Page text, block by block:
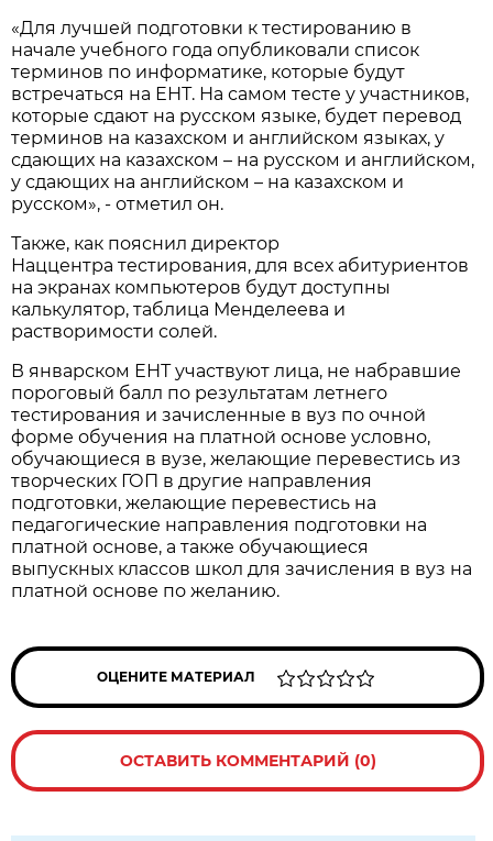
«Для лучшей подготовки к тестированию в
начале учебного года опубликовали список
терминов по информатике, которые будут
встречаться на ЕНТ. На самом тесте у участников,
которые сдают на русском языке, будет перевод
терминов на казахском и английском языках, у
сдающих на казахском – на русском и английском,
у сдающих на английском – на казахском и
русском», - отметил он.
Также, как пояснил директор
Наццентра тестирования, для всех абитуриентов
на экранах компьютеров будут доступны
калькулятор, таблица Менделеева и
растворимости солей.
В январском ЕНТ участвуют лица, не набравшие
пороговый балл по результатам летнего
тестирования и зачисленные в вуз по очной
форме обучения на платной основе условно,
обучающиеся в вузе, желающие перевестись из
творческих ГОП в другие направления
подготовки, желающие перевестись на
педагогические направления подготовки на
платной основе, а также обучающиеся
выпускных классов школ для зачисления в вуз на
платной основе по желанию.
ОЦЕНИТЕ МАТЕРИАЛ
ОСТАВИТЬ КОММЕНТАРИЙ (0)